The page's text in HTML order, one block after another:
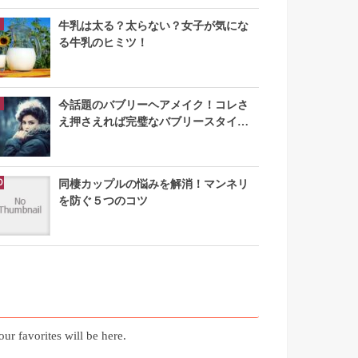
牛乳は太る？太らない？女子が気にな
る牛乳のヒミツ！
今話題のバブリーヘアメイク！コレさ
え押さえれば完璧なバブリースタイル
同棲カップルの悩みを解消！マンネリ
を防ぐ５つのコツ
favorites will be here.